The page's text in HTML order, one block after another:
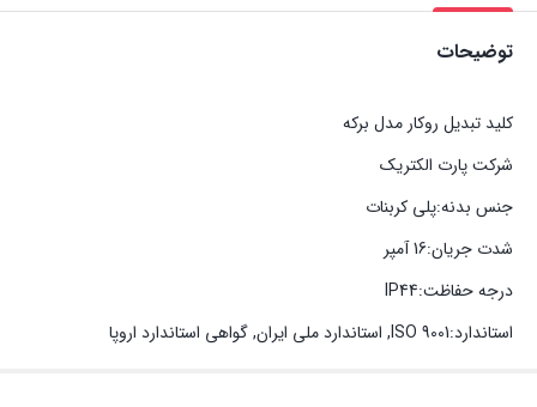
توضیحات
کلید تبدیل روکار مدل برکه
شرکت پارت الکتریک
جنس بدنه:پلی کربنات
شدت جریان:16 آمپر
درجه حفاظت:IP44
استاندارد:ISO 9001, استاندارد ملی ایران, گواهی استاندارد اروپا